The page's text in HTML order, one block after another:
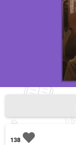
138